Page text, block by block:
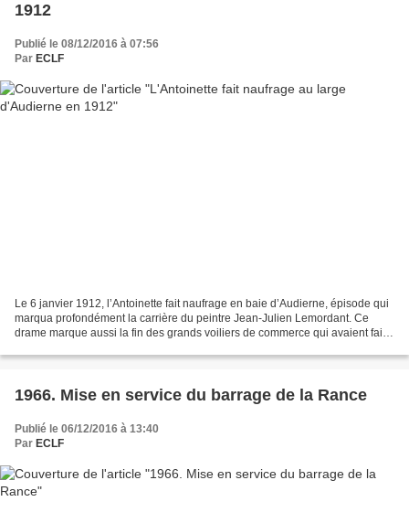
1912
Publié le 08/12/2016 à 07:56
Par ECLF
Le 6 janvier 1912, l’Antoinette fait naufrage en baie d’Audierne, épisode qui
marqua profondément la carrière du peintre Jean-Julien Lemordant. Ce
drame marque aussi la fin des grands voiliers de commerce qui avaient fait
1966. Mise en service du barrage de la Rance
Publié le 06/12/2016 à 13:40
Par ECLF